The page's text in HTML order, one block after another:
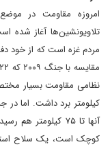
امروزه مقاومت در
تلاویونشین‌ها آغاز شده
مردم غزه است که از خود
کیلومتر برد داشت. اما
آنها تا ۷۵
کوچک است، یک سلاح